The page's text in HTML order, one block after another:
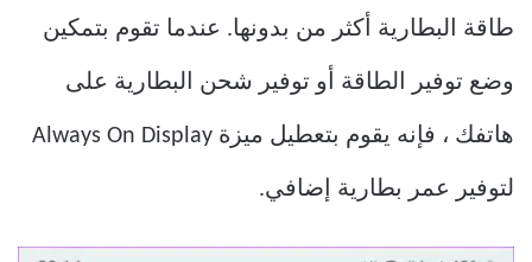
طاقة البطارية أكثر من بدونها. عندما تقوم بتمكين
وضع توفير الطاقة أو توفير شحن البطارية على
هاتفك ، فإنه يقوم بتعطيل ميزة Always On Display
لتوفير عمر بطارية إضافي.